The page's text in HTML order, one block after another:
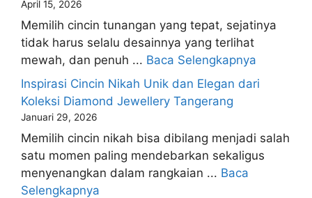
April 15, 2026
Memilih cincin tunangan yang tepat, sejatinya
tidak harus selalu desainnya yang terlihat
mewah, dan penuh ... Baca Selengkapnya
Inspirasi Cincin Nikah Unik dan Elegan dari
Koleksi Diamond Jewellery Tangerang
Januari 29, 2026
Memilih cincin nikah bisa dibilang menjadi salah
satu momen paling mendebarkan sekaligus
menyenangkan dalam rangkaian ... Baca
Selengkapnya